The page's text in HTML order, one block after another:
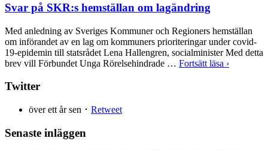
Svar på SKR:s hemställan om lagändring
Med anledning av Sveriges Kommuner och Regioners hemställan
om införandet av en lag om kommuners prioriteringar under covid-
19-epidemin till statsrådet Lena Hallengren, socialminister Med detta
brev vill Förbundet Unga Rörelsehindrade … Fortsätt läsa ›
Twitter
över ett år sen ･ Retweet
Senaste inläggen